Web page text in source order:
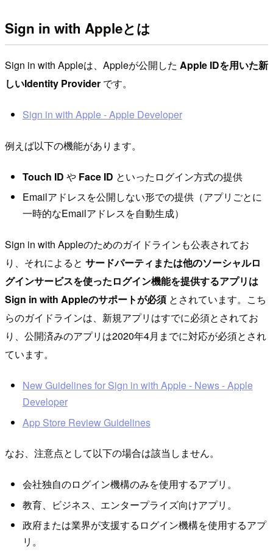
Sign in with Appleとは
Sign in with Appleは、Appleが公開した Apple IDを用いた新
しいIdentity Provider です。
Sign in with Apple - Apple Developer
例えば以下の機能があります。
Touch ID や Face ID といったログイン方式の提供
Emailアドレスを公開しない形での提供（アプリごとに
一時的なEmailアドレスを自動生成）
Sign in with Appleのためのガイドラインも公表されてお
り、それによると サードパーティまたは他のソーシャルロ
グインサービスを使ったログイン機能を提供するアプリは
Sign in with Appleのサポートが必須 とされています。こち
らのガイドラインは、新規アプリはすでに必須とされてお
り、公開済みのアプリは2020年4月までに対応が必須とされ
ています。
New Guidelines for Sign in with Apple - News - Apple
Developer
App Store Review Guidelines
なお、注意点として以下の場合は該当しません。
会社独自のログイン機構のみを使用するアプリ。
教育、ビジネス、エンタープライズ向けアプリ。
政府または業界が支援するログイン機構を使用するアプ
リ。